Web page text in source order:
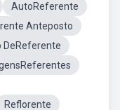
AutoReferente
Anteposto
DeReferente
Reflorente